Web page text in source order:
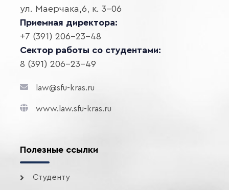
ул. Маерчака,6, к. 3-06
Приемная директора:
+7 (391) 206-23-48
Сектор работы со студентами:
8 (391) 206-23-49
law@sfu-kras.ru
www.law.sfu-kras.ru
Полезные ссылки
Студенту